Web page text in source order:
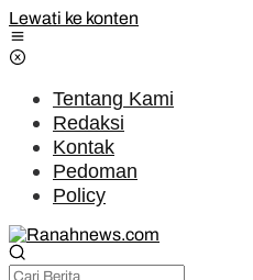
Lewati ke konten
Tentang Kami
Redaksi
Kontak
Pedoman
Policy